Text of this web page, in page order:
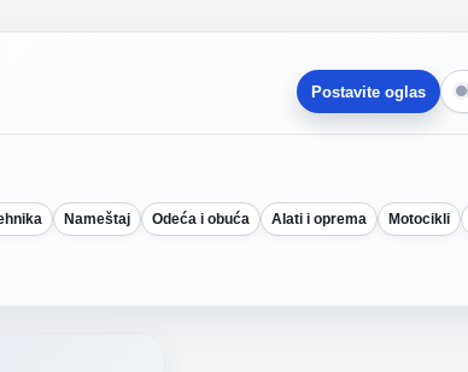
Postavite oglas
Nameštaj Odeća i obuća Alati i oprema Motocikli